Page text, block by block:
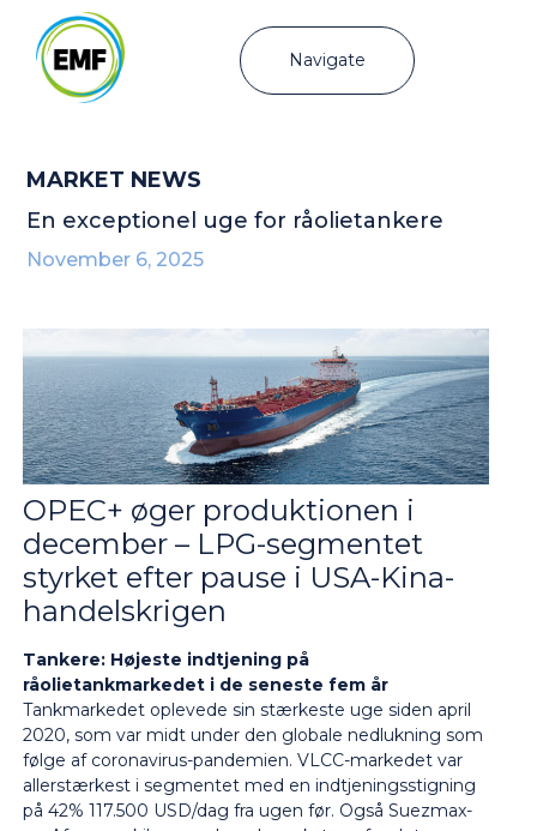
Navigate
MARKET NEWS
En exceptionel uge for råolietankere
November 6, 2025
OPEC+ øger produktionen i
december – LPG-segmentet
styrket efter pause i USA-Kina-
handelskrigen
Tankere: Højeste indtjening på
råolietankmarkedet i de seneste fem år
Tankmarkedet oplevede sin stærkeste uge siden april
2020, som var midt under den globale nedlukning som
følge af coronavirus-pandemien. VLCC-markedet var
allerstærkest i segmentet med en indtjeningsstigning
på 42% 117.500 USD/dag fra ugen før. Også Suezmax-